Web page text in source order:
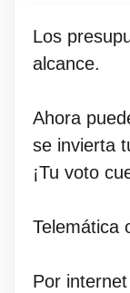
Los
alcance.
Ahora
se invierta
¡Tu voto
Telemática
Por